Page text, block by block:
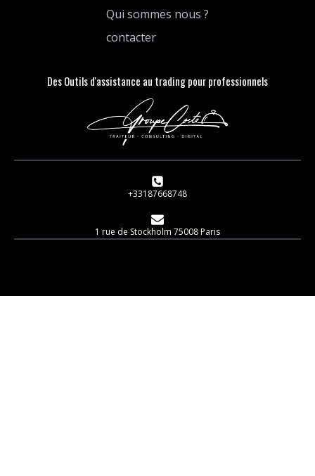
Qui sommes nous ?
contacter
Des Outils d'assistance au trading pour professionnels
+33187668748
1 rue de Stockholm 75008 Paris